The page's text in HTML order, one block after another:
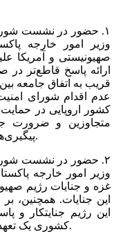
‏۱. حضور در نشست
وزیر امور خارجه
صهیونیستی و آمریکا
ارائه پاسخ قاطع‌تر
قریب به اتفاق جامعه
عدم اقدام شورای
کشور اروپایی در
متجاوزین و ضرورت
پیگیری‌های دیپلماتیک و حقوقی کشورمان تاکید شد.
‏۲. حضور در نشست
وزیر امور خارجه
غزه و جنایات رژیم
این جنایات. همچنین،
این رژیم جنایتکار و
کشوری یک تعهد را در این رابطه تعیین، اعلام و پیگیری کند.